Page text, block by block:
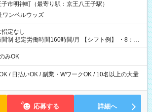
市明神町（最寄り駅：京王八王子駅）
ワンベルウッズ
定なし
定労働時間160時間/月 【シフト例】 ・8：00
みOK
/ 日払いOK / 副業・WワークOK / 10名以上の大量
応募する 詳細へ